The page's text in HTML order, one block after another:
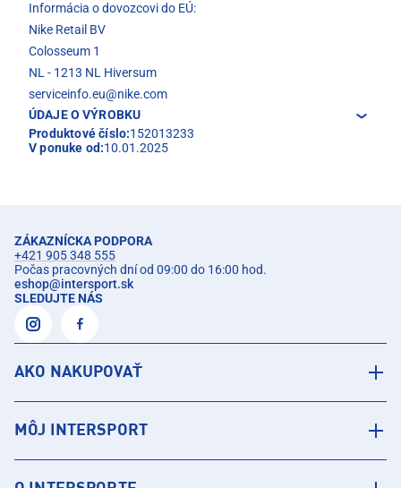
Informácia o dovozcovi do EÚ:
Nike Retail BV
Colosseum 1
NL - 1213 NL Hiversum
serviceinfo.eu@nike.com
ÚDAJE O VÝROBKU
Produktové číslo:152013233
V ponuke od:10.01.2025
ZÁKAZNÍCKA PODPORA
+421 905 348 555
Počas pracovných dní od 09:00 do 16:00 hod.
eshop@intersport.sk
SLEDUJTE NÁS
AKO NAKUPOVAŤ
MÔJ INTERSPORT